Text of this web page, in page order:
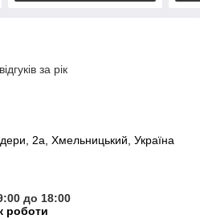
за рік
2a, Хмельницький, Україна
до 18:00
роботи